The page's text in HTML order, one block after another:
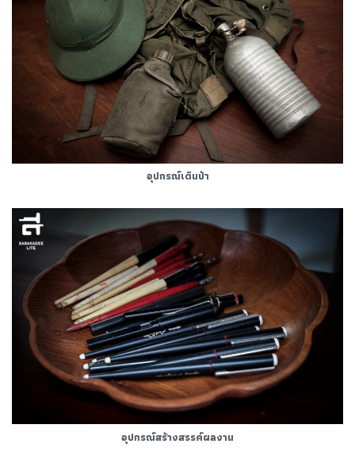
อุปกรณ์เดินป่า
อุปกรณ์สร้างสรรค์ผลงาน